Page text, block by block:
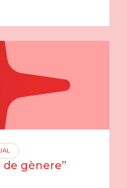
de gènere”